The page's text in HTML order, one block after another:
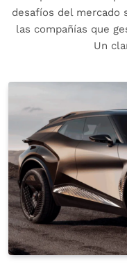
desafíos del mercado
las compañías que
Un